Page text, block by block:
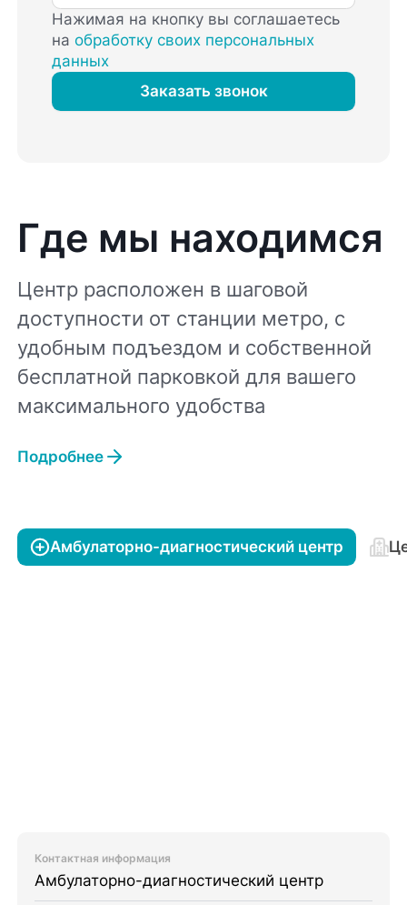
Нажимая на кнопку вы соглашаетесь
наобработку своих персональных
данных
Заказать звонок
Где мы находимся
Центр расположен в шаговой
доступности от станции метро, с
удобным подъездом и собственной
бесплатной парковкой для вашего
максимального удобства
Подробнее
Амбулаторно-диагностический центр
Контактная информация
Амбулаторно-диагностический центр